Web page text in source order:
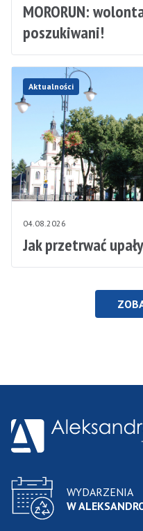
MORORUN:
poszukiwani!
Aktualności
04.08.2026
Jak przetrwać upały
WYDARZENIA
W